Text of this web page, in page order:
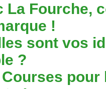
La Fourche,
!
sont vos
?
Courses pour